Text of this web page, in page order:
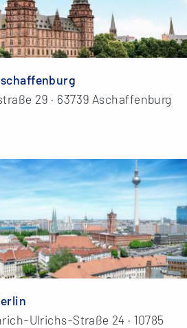
29 · 63739 Aschaffenburg
Ulrichs-Straße 24 · 10785